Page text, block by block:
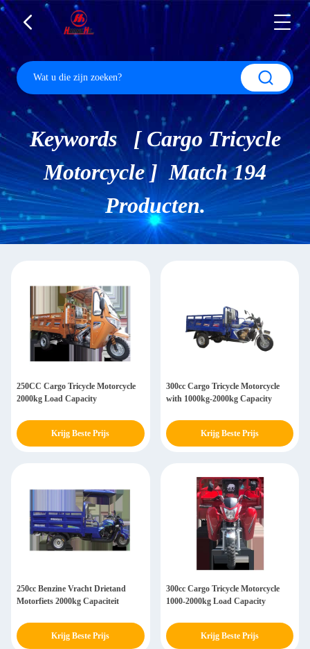
Keywords [ Cargo Tricycle
Motorcycle ] Match 194
Producten.
250CC Cargo Tricycle Motorcycle
2000kg Load Capacity
Krijg Beste Prijs
300cc Cargo Tricycle Motorcycle
with 1000kg-2000kg Capacity
Krijg Beste Prijs
250cc Benzine Vracht Drietand
Motorfiets 2000kg Capaciteit
Krijg Beste Prijs
300cc Cargo Tricycle Motorcycle
1000-2000kg Load Capacity
Krijg Beste Prijs